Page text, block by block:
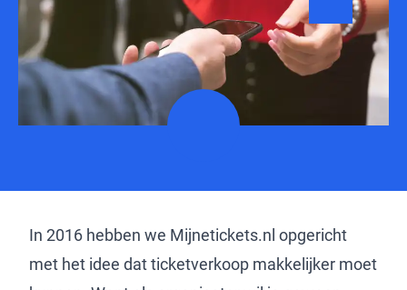
In 2016 hebben we Mijnetickets.nl opgericht
met het idee dat ticketverkoop makkelijker moet